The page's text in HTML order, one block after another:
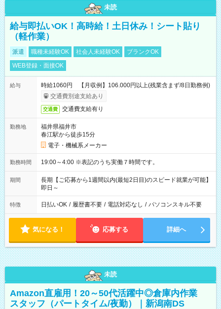
未読
給与即払いOK！高時給！土日休み！シート貼り
（軽作業）
派遣 職種未経験OK 社会人未経験OK
ブランクOK
WEB登録・面接OK
給与
時給1060円 【月収例】106.000円以上(残業含まず/8日勤務例)
交通費別途支給あり
交通費 交通費支給有り
勤務地
福井県福井市
春江駅から徒歩15分
電子・機械系メーカー
勤務時間 19:00～4:00 ※表記のうち実働７時間です。
期間
長期【ご応募から1週間以内(最短2日目)のスピード就業が可能】
即日～
特徴 日払いOK / 履歴書不要 / 電話対応なし / パソコンスキル不要
気になる！ 応募する 詳細へ
未読
Amazon直雇用！20～50代活躍中◎倉庫内作業
スタッフ（パートタイム/夜勤）｜新潟南DS